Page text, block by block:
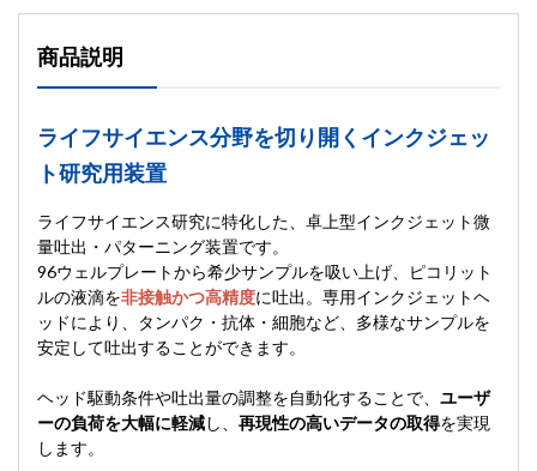
商品説明
ライフサイエンス分野を切り開くインクジェッ
ト研究用装置
ライフサイエンス研究に特化した、卓上型インクジェット微
量吐出・パターニング装置です。
96ウェルプレートから希少サンプルを吸い上げ、ピコリット
ルの液滴を非接触かつ高精度に吐出。専用インクジェットヘ
ッドにより、タンパク・抗体・細胞など、多様なサンプルを
安定して吐出することができます。
ヘッド駆動条件や吐出量の調整を自動化することで、 ユーザ
ーの負荷を大幅に軽減し、 再現性の高いデータの取得を実現
します。